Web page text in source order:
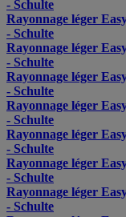
- Schulte
Rayonnage léger
- Schulte
Rayonnage léger
- Schulte
Rayonnage léger
- Schulte
Rayonnage léger
- Schulte
Rayonnage léger
- Schulte
Rayonnage léger
- Schulte
Rayonnage léger
- Schulte